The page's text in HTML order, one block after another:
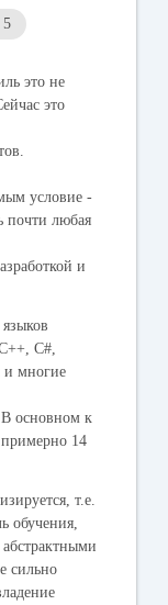
5
это не
это
условие -
почти любая
и
C#,
и многие
основном к
примерно 14
т.е.
обучения,
сильно